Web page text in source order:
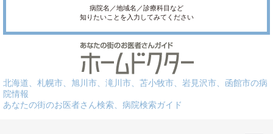
病院名／地域名／診療科目など
知りたいことを入力してみてください
北海道、札幌市、旭川市、滝川市、苫小牧市、岩見沢市、函館市の病
院情報
あなたの街のお医者さん検索、病院検索ガイド